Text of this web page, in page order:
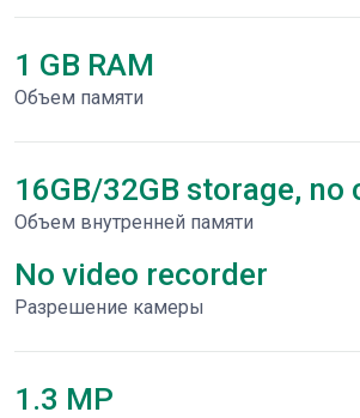
1 GB RAM
Объем памяти
16GB/32GB storage, no
Объем внутренней памяти
No video recorder
Разрешение камеры
1.3 MP